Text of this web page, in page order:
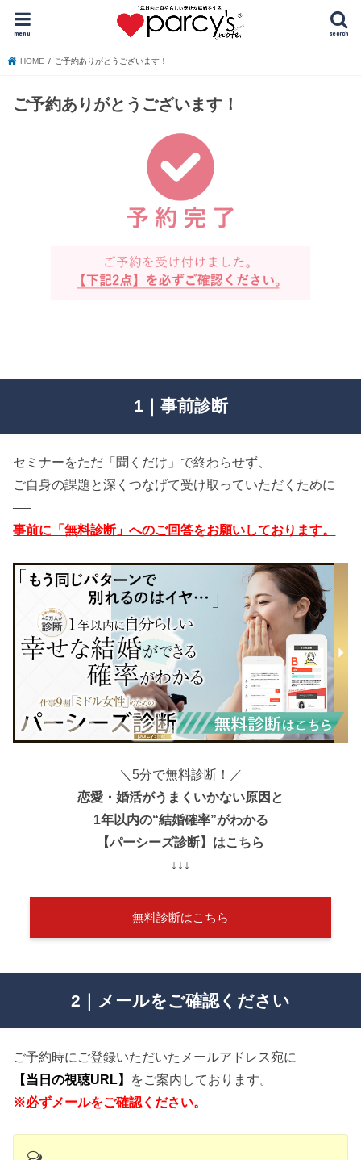
search
menu
HOME ご予約ありがとうございます！
ご予約ありがとうございます！
1｜事前診断
セミナーをただ「聞くだけ」で終わらせず、
ご自身の課題と深くつなげて受け取っていただくために
──
事前に「無料診断」へのご回答をお願いしております。
＼5分で無料診断！／
恋愛・婚活がうまくいかない原因と
1年以内の“結婚確率”がわかる
【パーシーズ診断】はこちら
↓↓↓
無料診断はこちら
2｜メールをご確認ください
ご予約時にご登録いただいたメールアドレス宛に
【当日の視聴URL】 をご案内しております。
※必ずメールをご確認ください。